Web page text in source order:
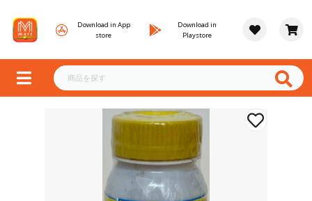
Download in App
store
Download in
Playstore